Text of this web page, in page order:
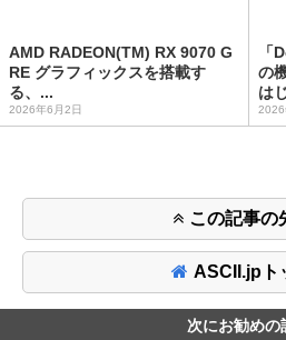
AMD RADEON(TM) RX 9070 G
RE グラフィックスを搭載す
る、...
2026年6月2日
「
の
は
2026
この記事の
ASCII.jpト
次にお勧めの